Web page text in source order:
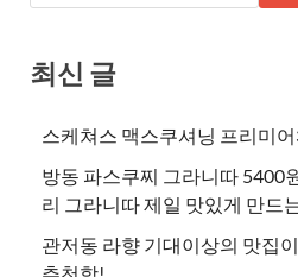
최신 글
스케쳐스 맥스쿠셔닝 프리미
방동 파스쿠찌 그라니따 5400
리 그라니따 제일 맛있게 만드
관저동 라향 기대이상의 맛집
추천함!